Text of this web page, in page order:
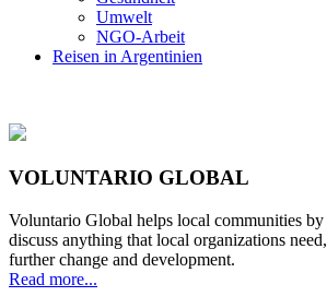
Umwelt
NGO-Arbeit
Reisen in Argentinien
VOLUNTARIO GLOBAL
Voluntario Global helps local communities
discuss anything that local organizations
further change and development.
Read more...